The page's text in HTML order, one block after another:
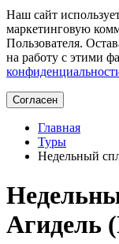
Наш сайт
маркетинговую
Пользователя.
на работу с этими
Согласен
Главная
Туры
Недельный
Агидель